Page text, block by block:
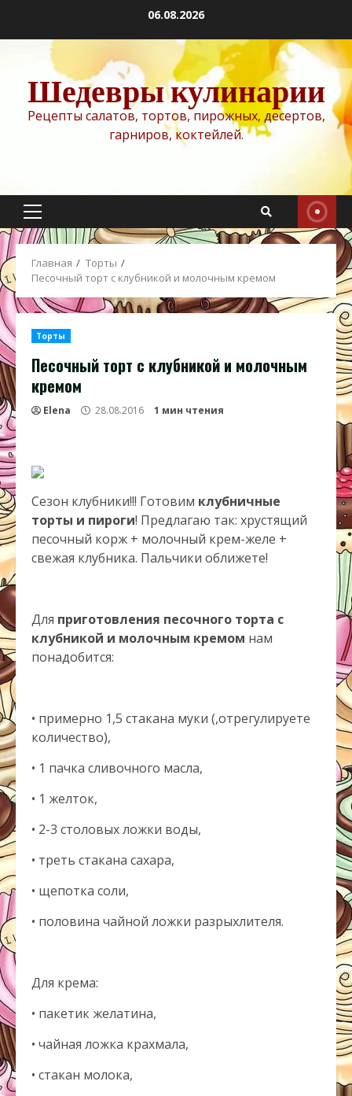
содержимому
06.08.2026
Шедевры кулинарии
Рецепты салатов, тортов, пирожных, десертов,
гарниров, коктейлей.
Основное
меню
Главная
Торты
Песочный торт с клубникой и молочным кремом
Торты
Песочный торт с клубникой и молочным
кремом
Elena 28.08.2016 1 мин чтения
Сезон клубники!!! Готовим клубничные
торты и пироги! Предлагаю так: хрустящий
песочный корж + молочный крем-желе +
свежая клубника. Пальчики оближете!
Для приготовления песочного торта с
клубникой и молочным кремом нам
понадобится:
• примерно 1,5 стакана муки (,отрегулируете
количество),
• 1 пачка сливочного масла,
• 1 желток,
• 2-3 столовых ложки воды,
• треть стакана сахара,
• щепотка соли,
• половина чайной ложки разрыхлителя.
Для крема:
• пакетик желатина,
• чайная ложка крахмала,
• стакан молока,